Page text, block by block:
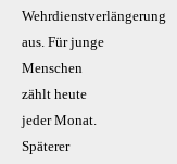
Wehrdienstverlängerung
aus. Für junge
Menschen
zählt heute
jeder Monat.
Späterer